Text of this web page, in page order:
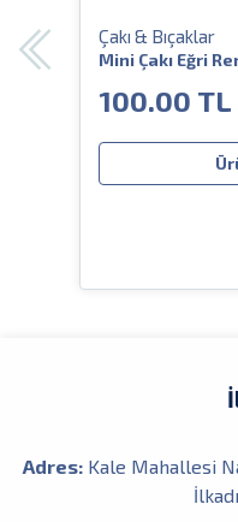
Çakı & Bıçaklar
Mini Çakı Eğri
100.00 TL
Adres:Kale Mahallesi